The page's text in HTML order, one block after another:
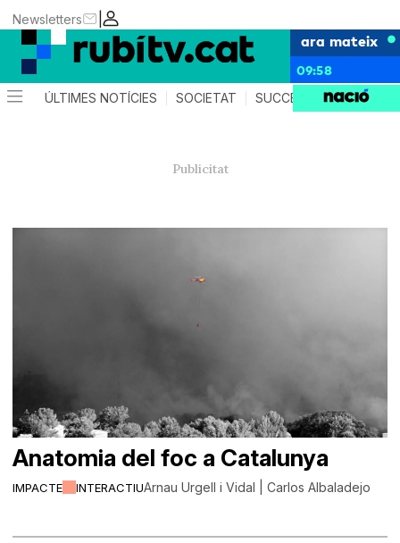
|
Newsletters
ara mateix
09:58
ÚLTIMES NOTÍCIES SOCIETAT SUCCESSOS
IMPACTE INTERACTIU
Anatomia del foc a Catalunya
Arnau Urgell i Vidal | Carlos Albaladejo